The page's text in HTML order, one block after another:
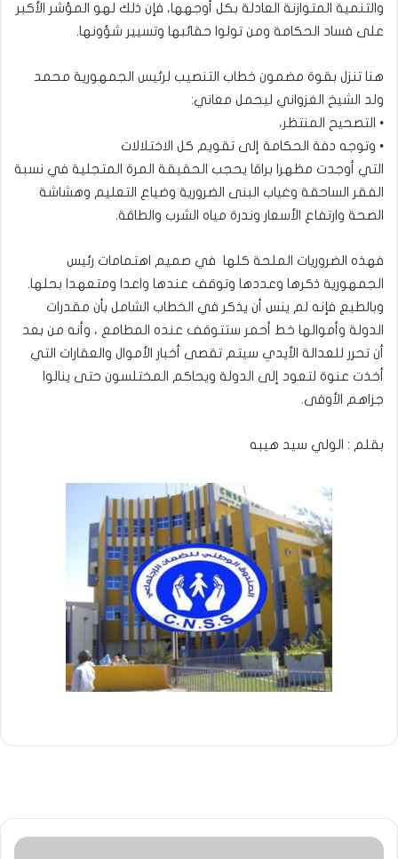
والتنمية المتوازنة العادلة بكل أوجهها، فإن ذلك لهو المؤشر الأكبر
على فساد الحكامة ومن تولوا حقائبها وتسيير شؤونها.
هنا تنزل بقوة مضمون خطاب التنصيب لرئيس الجمهورية محمد
ولد الشيخ الغزواني ليحمل معاني:
• التصحيح المنتظر،
• وتوجه دفة الحكامة إلى تقويم كل الاختلالات
التي أوجدت مظهرا براقا يحجب الحقيقة المرة المتجلية في نسبة
الفقر الساحقة وغياب البنى الضرورية وضياع التعليم وهشاشة
الصحة وارتفاع الأسعار وندرة مياه الشرب والطاقة.
فهذه الضروريات الملحة كلها في صميم اهتمامات رئيس
الجمهورية ذكرها وعددها وتوقف عندها واعدا ومتعهدا بحلها.
وبالطبع فإنه لم ينس أن يذكر في الخطاب الشامل بأن مقدرات
الدولة وأموالها خط أحمر ستتوقف عنده المطامع ، وأنه من بعد
أن تحرر للعدالة الأيدي سيتم تقصى أخبار الأموال والعقارات التي
أخذت عنوة لتعود إلى الدولة ويحاكم المختلسون حتى ينالوا
جزاهم الأوفى.
بقلم : الولي سيد هيبه